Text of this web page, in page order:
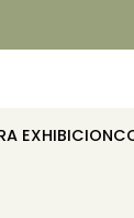
EXHIBICION
EQUIPAMOS